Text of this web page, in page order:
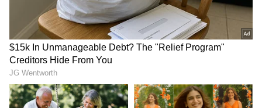
ಚಕ್ರಗಳ ಮೇಲಿನ ಗ್ಯಾಜೆಟ್: ಭಾರತದಲ್ಲಿ ಮೊದಲ ಬಾರಿಗೆ,
ಅಪ್ಲಿಕೇಶನ್ ಸ್ಟೋರ್ - Arcade.ev. ಇದು ಬಳಕೆದಾರರಿಗೆ
ತಮ್ಮ ನೆಚ್ಚಿನ ವೀಡಿಯೊ, ಉತ್ಪಾದಕತೆ, ನ್ಯಾವಿಗೇಷನ್
ಅಥವಾ OTT ಗಳನ್ನು ಒಳಗೊಂಡಂತೆ ಆಟಗಳ
ಅಪ್ಲಿಕೇಶನ್‌ಗಳನ್ನು ಆನಂದಿಸಲು ಅನುಮತಿಸುತ್ತದೆ.
ಯಾರಿಗಾದರೂ ಕಾಯುತ್ತಿರುವಾಗ ಚಲನಚಿತ್ರ ಅಥವಾ